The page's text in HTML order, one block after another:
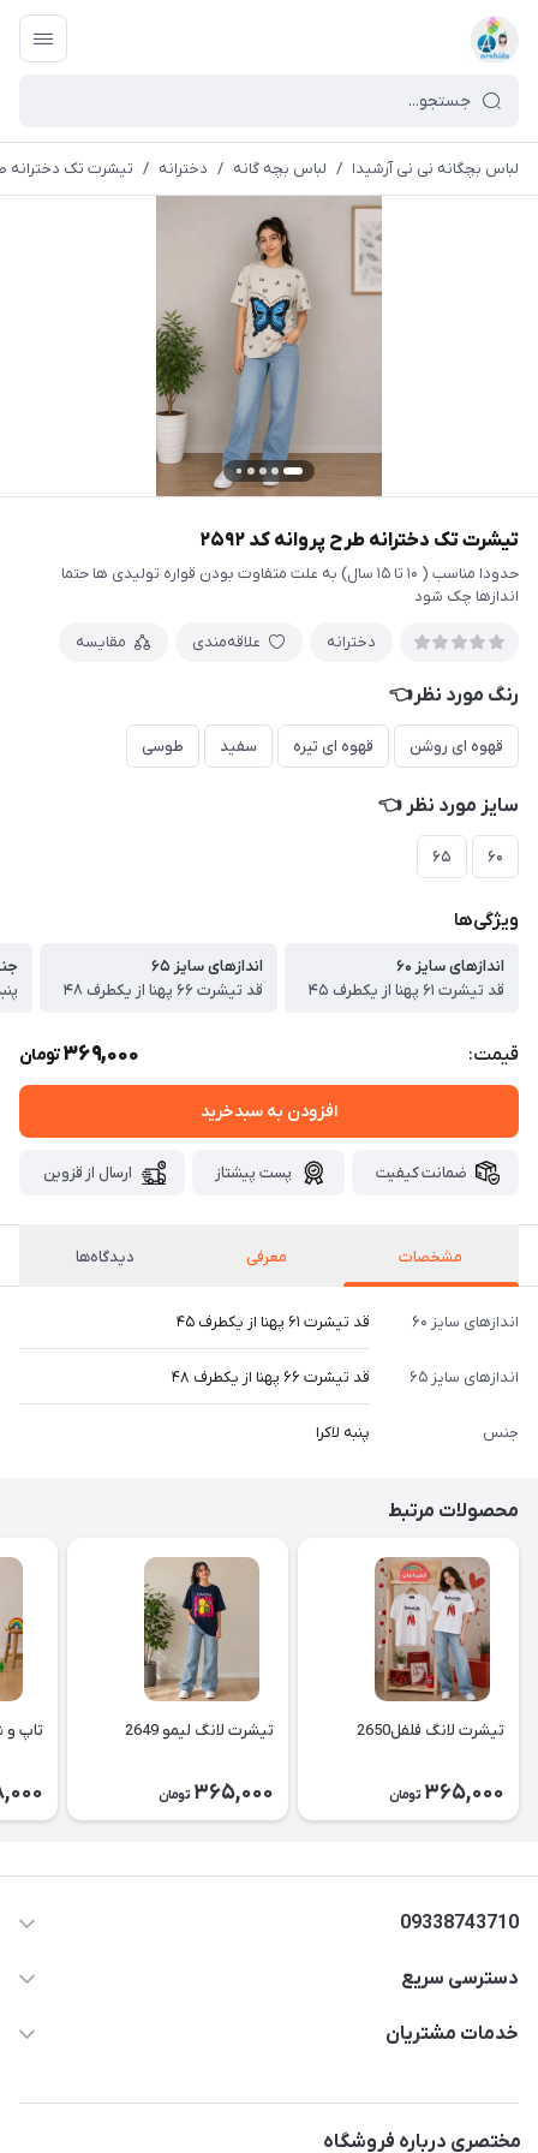
لباس بچگانه نی نی آرشیدا / لباس بچه گانه / دخترانه / تیشرت تک دخترانه
تیشرت تک دخترانه طرح پروانه کد ۲۵۹۲
حدودا مناسب ( ۱۰ تا ۱۵ سال) به علت متفاوت بودن قواره تولیدی ها حتما
اندازها چک شود
دخترانه علاقه‌مندی مقایسه
رنگ مورد نظر👈
قهوه ای روشن قهوه ای تیره سفید طوسی
سایز مورد نظر 👈
۶۰ ۶۵
ویژگی‌ها
اندازهای سایز ۶۰
قد تیشرت ۶۱ پهنا از یکطرف ۴۵
اندازهای سایز ۶۵
قد تیشرت ۶۶ پهنا از یکطرف ۴۸
قیمت: 369,000تومان
افزودن به سبدخرید
ضمانت کیفیت پست پیشتاز ارسال از قزوین
مشخصات معرفی دیدگاه‌ها
اندازهای سایز ۶۰ قد تیشرت ۶۱ پهنا از یکطرف ۴۵
اندازهای سایز ۶۵ قد تیشرت ۶۶ پهنا از یکطرف ۴۸
جنس پنبه لاکرا
محصولات مرتبط
تیشرت لانگ فلفل2650
365,000 تومان
تیشرت لانگ لیمو 2649
365,000 تومان
تاپ و
09338743710
دسترسی سریع
حساب کاربری
لیست محصولات
خدمات مشتریان
مختصری درباره فروشگاه